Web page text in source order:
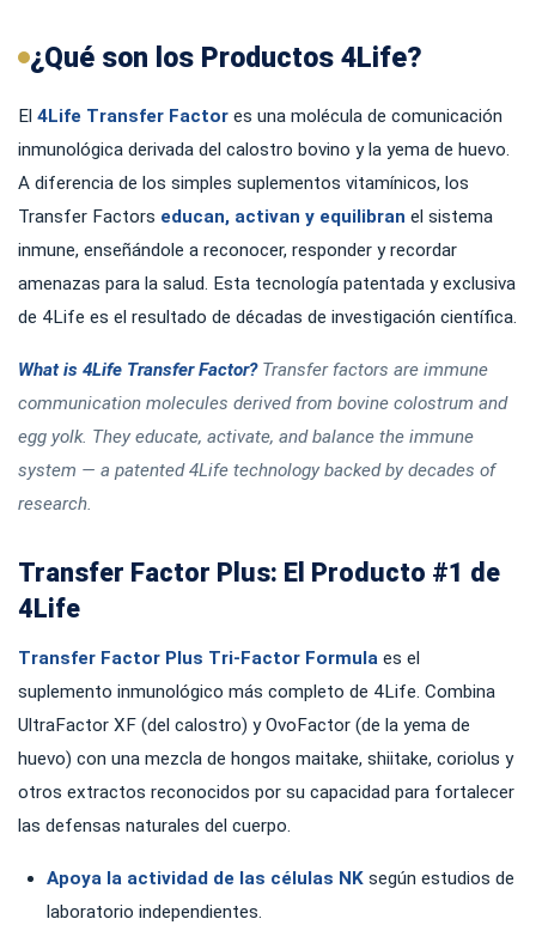
¿Qué son los Productos 4Life?
El 4Life Transfer Factor es una molécula de comunicación
inmunológica derivada del calostro bovino y la yema de huevo.
A diferencia de los simples suplementos vitamínicos, los
Transfer Factors educan, activan y equilibran el sistema
inmune, enseñándole a reconocer, responder y recordar
amenazas para la salud. Esta tecnología patentada y exclusiva
de 4Life es el resultado de décadas de investigación científica.
What is 4Life Transfer Factor?Transfer factors are immune
communication molecules derived from bovine colostrum and
egg yolk. They educate, activate, and balance the immune
system — a patented 4Life technology backed by decades of
research.
Transfer Factor Plus: El Producto #1 de
4Life
Transfer Factor Plus Tri-Factor Formula es el
suplemento inmunológico más completo de 4Life. Combina
UltraFactor XF (del calostro) y OvoFactor (de la yema de
huevo) con una mezcla de hongos maitake, shiitake, coriolus y
otros extractos reconocidos por su capacidad para fortalecer
las defensas naturales del cuerpo.
Apoya la actividad de las células NK según estudios de
laboratorio independientes.